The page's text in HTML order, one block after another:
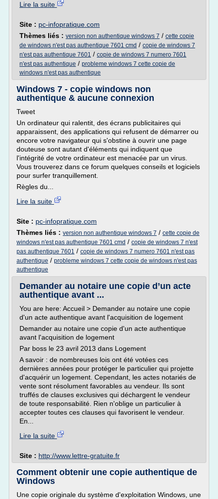
Lire la suite
Site : pc-infopratique.com
Thèmes liés : version non authentique windows 7 / cette copie
de windows n'est pas authentique 7601 cmd / copie de windows 7
n'est pas authentique 7601 / copie de windows 7 numero 7601
n'est pas authentique / probleme windows 7 cette copie de
windows n'est pas authentique
Windows 7 - copie windows non
authentique & aucune connexion
Tweet
Un ordinateur qui ralentit, des écrans publicitaires qui
apparaissent, des applications qui refusent de démarrer ou
encore votre navigateur qui s'obstine à ouvrir une page
douteuse sont autant d'éléments qui indiquent que
l'intégrité de votre ordinateur est menacée par un virus.
Vous trouverez dans ce forum quelques conseils et logiciels
pour surfer tranquillement.
Règles du...
Lire la suite
Site : pc-infopratique.com
Thèmes liés : version non authentique windows 7 / cette copie de
windows n'est pas authentique 7601 cmd / copie de windows 7 n'est
pas authentique 7601 / copie de windows 7 numero 7601 n'est pas
authentique / probleme windows 7 cette copie de windows n'est pas
authentique
Demander au notaire une copie d’un acte
authentique avant ...
You are here: Accueil > Demander au notaire une copie
d'un acte authentique avant l'acquisition de logement
Demander au notaire une copie d'un acte authentique
avant l'acquisition de logement
Par boss le 23 avril 2013 dans Logement
A savoir : de nombreuses lois ont été votées ces
dernières années pour protéger le particulier qui projette
d'acquérir un logement. Cependant, les actes notariés de
vente sont résolument favorables au vendeur. Ils sont
truffés de clauses exclusives qui déchargent le vendeur
de toute responsabilité. Rien n'oblige un particulier à
accepter toutes ces clauses qui favorisent le vendeur.
En...
Lire la suite
Site : http://www.lettre-gratuite.fr
Comment obtenir une copie authentique de
Windows
Une copie originale du système d'exploitation Windows, une